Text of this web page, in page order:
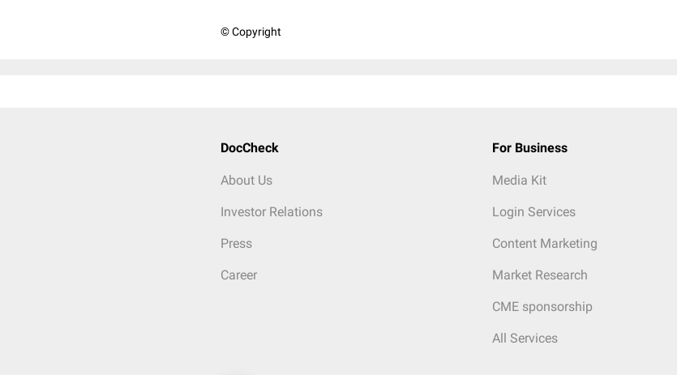
© Copyright
DocCheck
About Us
Investor Relations
Press
Career
For Business
Media Kit
Login Services
Content Marketing
Market Research
CME sponsorship
All Services